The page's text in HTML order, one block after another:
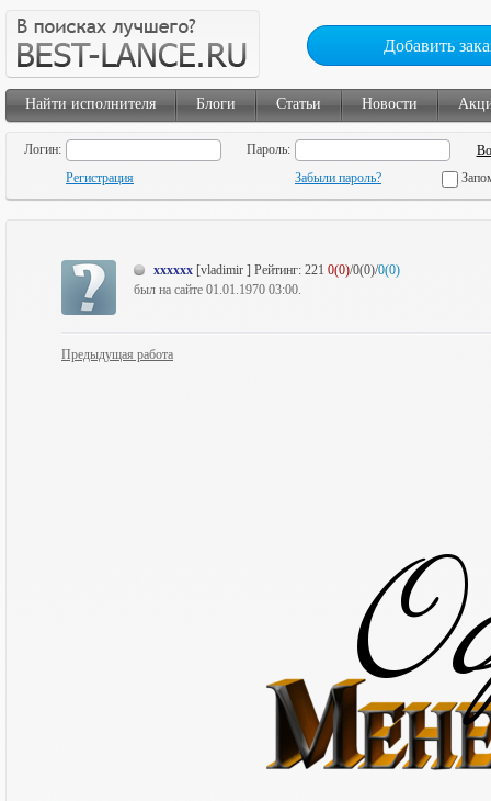
Добавить
Найти исполнителя Блоги Статьи Новости
Логин:
Пароль:
Регистрация
Забыли пароль?
xxxxxx [vladimir ] Рейтинг: 221 0(0)/0(0)/0(0)
был на сайте 01.01.1970 03:00.
Предыдущая работа